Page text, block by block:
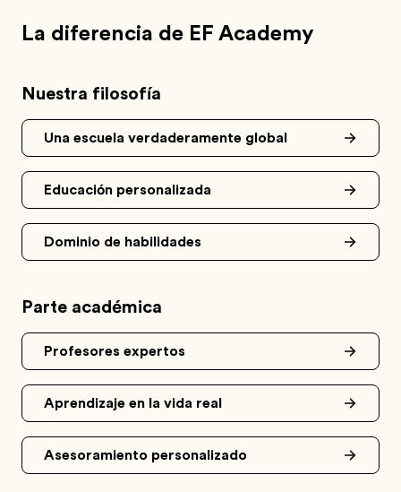
La diferencia de EF Academy
Nuestra filosofía
Una escuela verdaderamente global
Educación personalizada
Dominio de habilidades
Parte académica
Profesores expertos
Aprendizaje en la vida real
Asesoramiento personalizado